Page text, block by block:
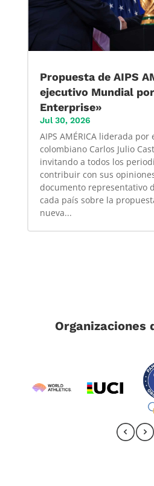
Propuesta de AIPS
ejecutivo Mundial
Enterprise»
Jul 30, 2026
AIPS AMÉRICA liderada
colombiano Carlos Julio
invitando a todos los
contribuir con sus
documento representativo
cada país sobre la
nueva...
Organizaciones